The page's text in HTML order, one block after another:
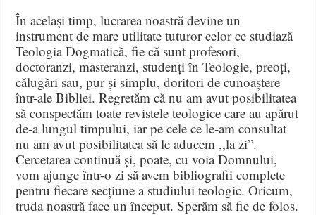
În același timp, lucrarea noastră devine un
instrument de mare utilitate tuturor celor ce studiază
Teologia Dogmatică, fie că sunt profesori,
doctoranzi, masteranzi, studenți în Teologie, preoți,
călugări sau, pur și simplu, doritori de cunoaștere
într-ale Bibliei. Regretăm că nu am avut posibilitatea
să conspectăm toate revistele teologice care au apărut
de-a lungul timpului, iar pe cele ce le-am consultat
nu am avut posibilitatea să le aducem ,,la zi”.
Cercetarea continuă și, poate, cu voia Domnului,
vom ajunge într-o zi să avem bibliografii complete
pentru fiecare secțiune a studiului teologic. Oricum,
truda noastră face un început. Sperăm să fie de folos.